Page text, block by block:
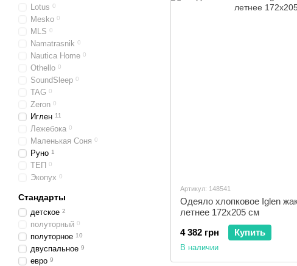
Артикул: 148541
Одеяло хлопковое Iglen
летнее 172x205 см
4 382 грн
Купить
В наличии
Lotus 0
Mesko 0
MLS 0
Namatrasnik 0
Nautica Home 0
Othello 0
SoundSleep 0
TAG 0
Zeron 0
Иглен 11
Лежебока 0
Маленькая Соня 0
Руно 1
ТЕП 0
Экопух 0
Стандарты
детское 2
полуторный 0
полуторное 10
двуспальное 9
евро 9